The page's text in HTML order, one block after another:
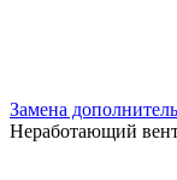
Замена
Неработающий